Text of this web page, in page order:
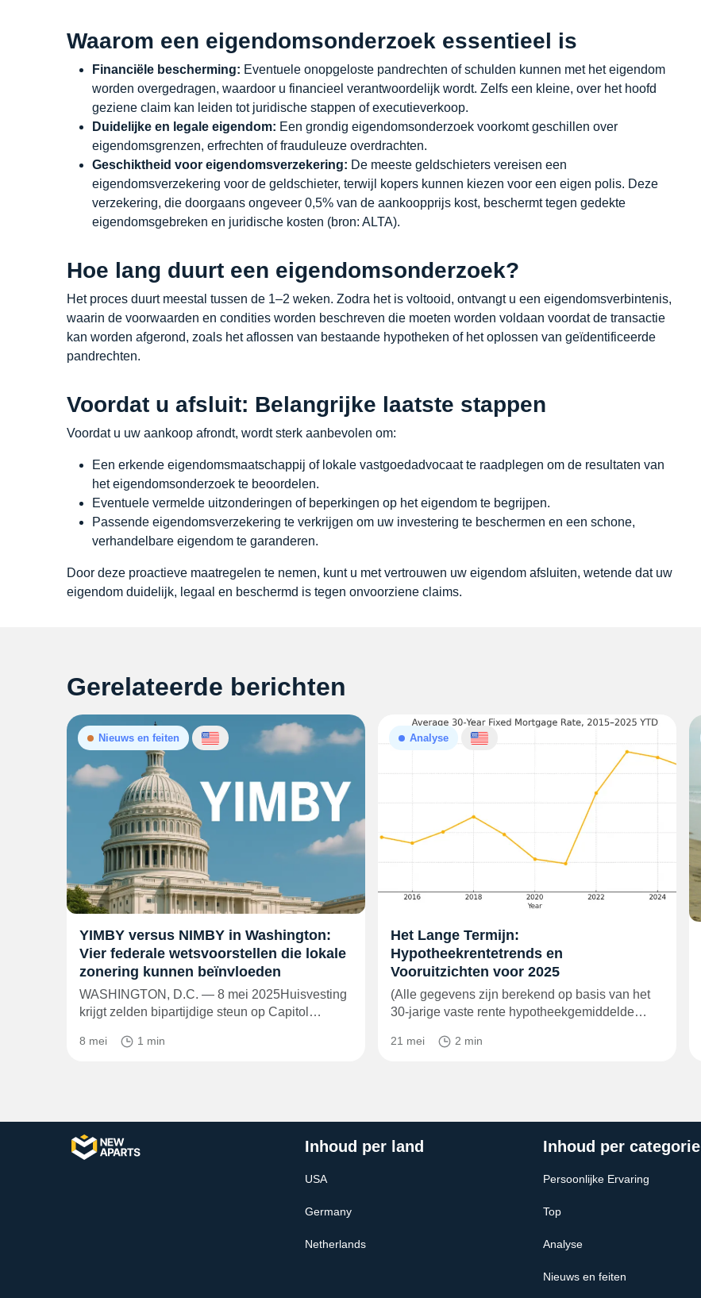
Waarom een eigendomsonderzoek essentieel is
Financiële bescherming: Eventuele onopgeloste pandrechten of schulden kunnen met het eigendom
worden overgedragen, waardoor u financieel verantwoordelijk wordt. Zelfs een kleine, over het hoofd
geziene claim kan leiden tot juridische stappen of executieverkoop.
Duidelijke en legale eigendom: Een grondig eigendomsonderzoek voorkomt geschillen over
eigendomsgrenzen, erfrechten of frauduleuze overdrachten.
Geschiktheid voor eigendomsverzekering: De meeste geldschieters vereisen een
eigendomsverzekering voor de geldschieter, terwijl kopers kunnen kiezen voor een eigen polis. Deze
verzekering, die doorgaans ongeveer 0,5% van de aankoopprijs kost, beschermt tegen gedekte
eigendomsgebreken en juridische kosten (bron: ALTA).
Hoe lang duurt een eigendomsonderzoek?
Het proces duurt meestal tussen de 1–2 weken. Zodra het is voltooid, ontvangt u een eigendomsverbintenis,
waarin de voorwaarden en condities worden beschreven die moeten worden voldaan voordat de transactie
kan worden afgerond, zoals het aflossen van bestaande hypotheken of het oplossen van geïdentificeerde
pandrechten.
Voordat u afsluit: Belangrijke laatste stappen
Voordat u uw aankoop afrondt, wordt sterk aanbevolen om:
Een erkende eigendomsmaatschappij of lokale vastgoedadvocaat te raadplegen om de resultaten van
het eigendomsonderzoek te beoordelen.
Eventuele vermelde uitzonderingen of beperkingen op het eigendom te begrijpen.
Passende eigendomsverzekering te verkrijgen om uw investering te beschermen en een schone,
verhandelbare eigendom te garanderen.
Door deze proactieve maatregelen te nemen, kunt u met vertrouwen uw eigendom afsluiten, wetende dat uw
eigendom duidelijk, legaal en beschermd is tegen onvoorziene claims.
Gerelateerde berichten
Nieuws en feiten
YIMBY versus NIMBY in Washington:
Vier federale wetsvoorstellen die lokale
zonering kunnen beïnvloeden
WASHINGTON, D.C. — 8 mei 2025Huisvesting
krijgt zelden bipartijdige steun op Capitol…
8 mei 1 min
Analyse
Het Lange Termijn:
Hypotheekrentetrends en
Vooruitzichten voor 2025
(Alle gegevens zijn berekend op basis van het
30-jarige vaste rente hypotheekgemiddelde…
21 mei 2 min
Inhoud per land
USA
Germany
Netherlands
Inhoud per categorie
Persoonlijke Ervaring
Top
Analyse
Nieuws en feiten